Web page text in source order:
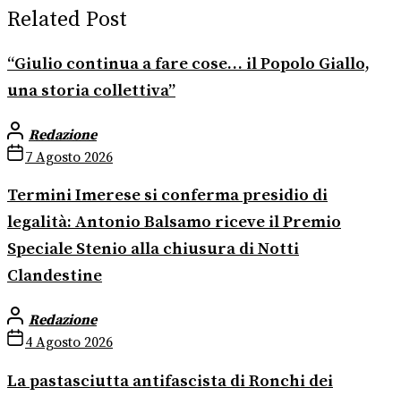
Related Post
“Giulio continua a fare cose… il Popolo Giallo,
una storia collettiva”
Redazione
7 Agosto 2026
Termini Imerese si conferma presidio di
legalità: Antonio Balsamo riceve il Premio
Speciale Stenio alla chiusura di Notti
Clandestine
Redazione
4 Agosto 2026
La pastasciutta antifascista di Ronchi dei